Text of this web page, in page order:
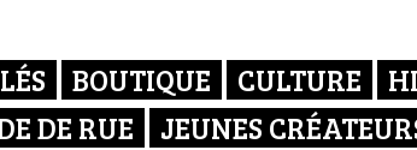
BOUTIQUE CULTURE
DE RUE JEUNES